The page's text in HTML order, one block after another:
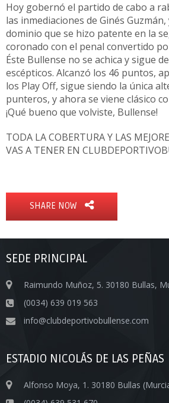
Hoy gobernó el partido de cabo a
las inmediaciones de Ginés
dominio que se hizo patente en la
coronado con el penal convertido
Éste Bullense no se achica y sigue
escépticos. Alcanzó los 46 puntos,
los Play Off, sigue siendo la única
punteros, y ahora se viene clásico
¡Qué bueno que volviste, Bullense!
TODA LA COBERTURA Y LAS
VAS A TENER EN
SHARE NOW
SEDE PRINCIPAL
Raimundo Muñoz, 5. 30180 Bullas,
(0034) 639 019 563
info@clubdeportivobullense.com
ESTADIO NICOLÁS DE LAS PEÑAS
Alfonso Moya, 1. 30180 Bullas